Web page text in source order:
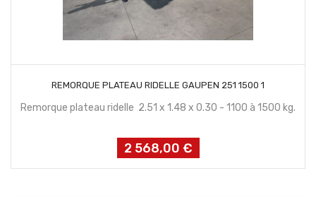
REMORQUE PLATEAU RIDELLE GAUPEN 251 1500 1
Remorque plateau ridelle 2.51 x 1.48 x 0.30 - 1100 à 1500 kg.
Prix
2 568,00 €